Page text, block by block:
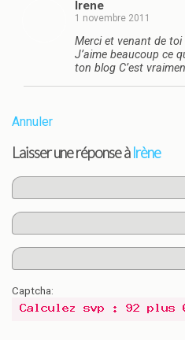
Irene
1 novembre 2011
Merci et venant de toi
J’aime beaucoup ce
ton blog C’est
Annuler
Laisser une réponse àIrène
Captcha: